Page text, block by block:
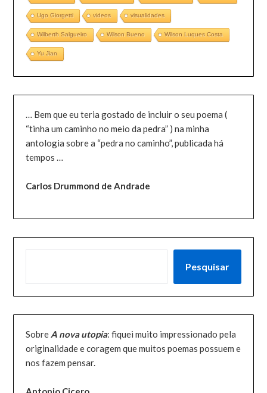
Ugo Giorgetti videos visualidades
Wilberth Salgueiro Wilson Bueno Wilson Luques Costa
Yu Jian
… Bem que eu teria gostado de incluir o seu poema (
“tinha um caminho no meio da pedra” ) na minha
antologia sobre a “pedra no caminho”, publicada há
tempos …
Carlos Drummond de Andrade
Pesquisar
Sobre A nova utopia: fiquei muito impressionado pela
originalidade e coragem que muitos poemas possuem e
nos fazem pensar.